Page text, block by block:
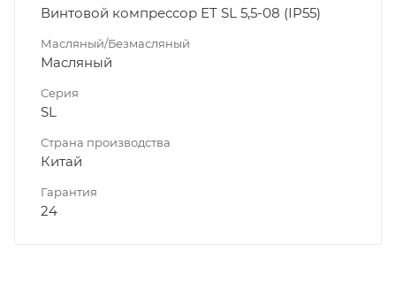
Винтовой компрессор ET SL 5,5-08 (IP55)
Масляный/Безмасляный
Масляный
Серия
SL
Страна производства
Китай
Гарантия
24